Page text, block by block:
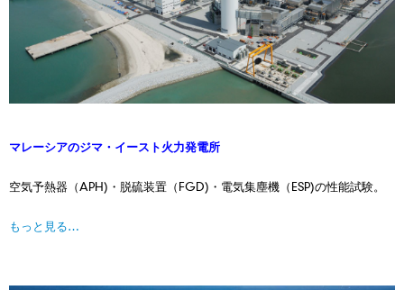
マレーシアのジマ・イースト火力発電所
空気予熱器（APH)・脱硫装置（FGD)・電気集塵機（ESP)の性能試験。
もっと見る…